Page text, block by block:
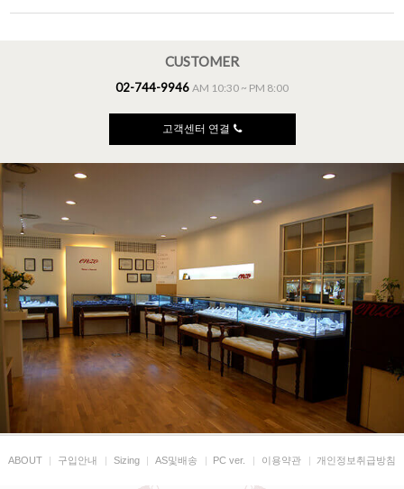
CUSTOMER
02-744-9946 AM 10:30 ~ PM 8:00
고객센터 연결
ABOUT | 구입안내 | Sizing | AS및배송 | PC ver. | 이용약관 | 개인정보취급방침